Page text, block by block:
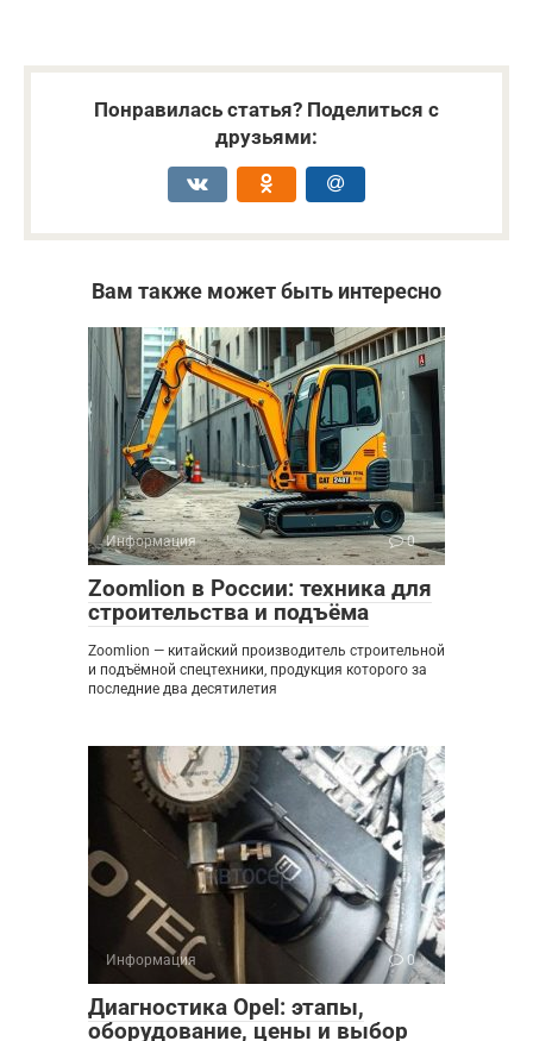
Понравилась статья? Поделиться с
друзьями:
Вам также может быть интересно
Информация 0
Zoomlion в России: техника для
строительства и подъёма
Zoomlion — китайский производитель строительной
и подъёмной спецтехники, продукция которого за
последние два десятилетия
Информация 0
Диагностика Opel: этапы,
оборудование, цены и выбор